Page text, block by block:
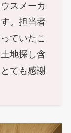
スメーカ
。担当者
ていたこ
地探し含
ても感謝